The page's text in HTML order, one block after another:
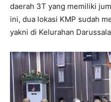
daerah 3T yang memiliki
ini, dua lokasi KMP sudah
yakni di Kelurahan